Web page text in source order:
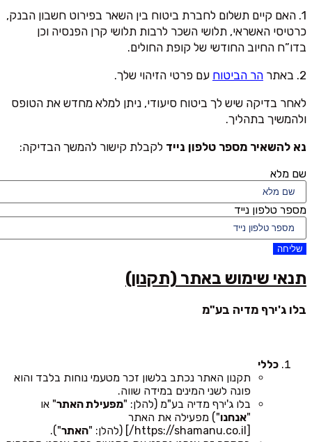
1. האם קיים תשלום לחברת ביטוח בין השאר בפירוט חשבון הבנק,
כרטיסי האשראי, תלושי השכר לרבות תלושי קרן הפנסיה וכן
בדו”ח החיוב החודשי של קופת החולים.
2. באתר
הר הביטוח עם פרטי הזיהוי שלך.
לאחר בדיקה שיש לך ביטוח סיעודי, ניתן למלא מחדש את הטופס
ולהמשיך בתהליך.
נא להשאיר מספר טלפון נייד לקבלת קישור להמשך הבדיקה:
שם מלא
מספר טלפון נייד
שליחה
תנאי שימוש באתר (תקנון)
בלו ג'ירף מדיה בע"מ
כללי
תקנון האתר נכתב בלשון זכר מטעמי נוחות בלבד והוא
פונה לשני המינים במידה שווה.
בלו ג'ירף מדיה בע"מ (להלן: "מפעילת האתר" או
"אנחנו") מפעילה את האתר
[https://shamanu.co.il/] (להלן: "
האתר").